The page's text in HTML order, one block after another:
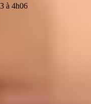
à 4h06